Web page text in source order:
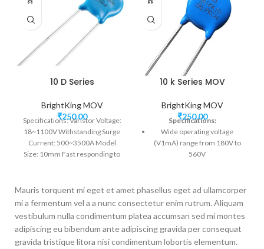
10 D Series
BrightKing MOV
₹250.00
Specifications: Varistor Voltage:
18~1100V Withstanding Surge
Current: 500~3500A Model
Size: 10mm Fast responding to
10 k Series MOV
BrightKing MOV
₹250.00
Specifications:
Wide operating voltage
(V1mA) range from 180V to
560V
Ipp of standard and high
10K(2500/3500A),
14K(4500/6000A),
20K(6500/10000A)
Mauris torquent mi eget et amet phasellus eget ad ullamcorper
mi a fermentum vel a a nunc consectetur enim rutrum. Aliquam
vestibulum nulla condimentum platea accumsan sed mi montes
adipiscing eu bibendum ante adipiscing gravida per consequat
gravida tristique litora nisi condimentum lobortis elementum.